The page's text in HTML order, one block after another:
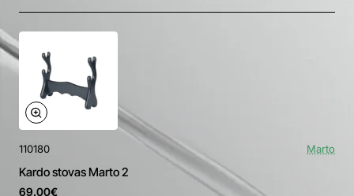
110180 Marto
Kardo stovas Marto 2
69.00€